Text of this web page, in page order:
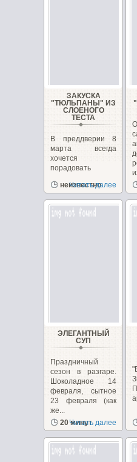
ЗАКУСКА
"ТЮЛЬПАНЫ" ИЗ
СЛОЕНОГО
ТЕСТА
В преддверии 8
марта всегда
хочется
порадовать
вкусностями на
неизвестно
Читать далее
ЭЛЕГАНТНЫЙ
СУП
Праздничный
сезон в разгаре.
Шоколадное 14
февраля, сытное
23 февраля (как
же...
20 минут
Читать далее